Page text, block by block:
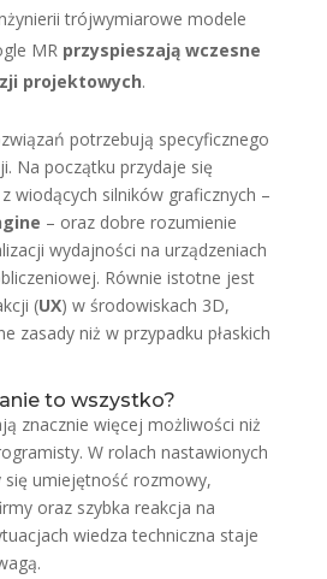
trójwymiarowe modele
MR przyspieszają wczesne
projektowych.
potrzebują specyficznego
Na początku przydaje się
wiodących silników graficznych –
– oraz dobre rozumienie
wydajności na urządzeniach
Równie istotne jest
(UX) w środowiskach 3D,
zasady niż w przypadku płaskich
to wszystko?
znacznie więcej możliwości niż
W rolach nastawionych
się umiejętność rozmowy,
oraz szybka reakcja na
wiedza techniczna staje